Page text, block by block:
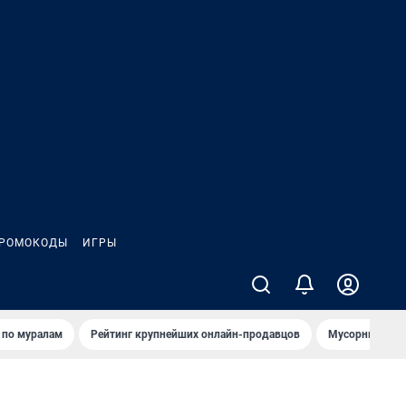
ИГРЫ
по мурaлaм Рейтинг крупнейших онлайн-продавцов Мусорный